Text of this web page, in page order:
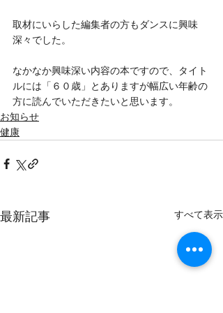
取材にいらした編集者の方もダンスに興味
深々でした。
なかなか興味深い内容の本ですので、タイト
ルには「６０歳」とありますが幅広い年齢の
方に読んでいただきたいと思います。
お知らせ
健康
最新記事 すべて表示